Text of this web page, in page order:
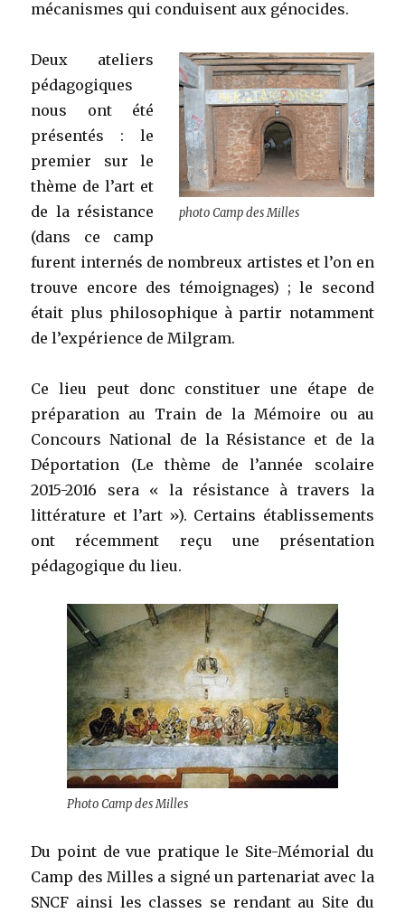
mécanismes qui conduisent aux génocides.
photo Camp des Milles
Deux ateliers
pédagogiques
nous ont été
présentés : le
premier sur le
thème de l’art et
de la résistance
(dans ce camp
furent internés de nombreux artistes et l’on en
trouve encore des témoignages) ; le second
était plus philosophique à partir notamment
de l’expérience de Milgram.
Ce lieu peut donc constituer une étape de
préparation au Train de la Mémoire ou au
Concours National de la Résistance et de la
Déportation (Le thème de l’année scolaire
2015-2016 sera « la résistance à travers la
littérature et l’art »). Certains établissements
ont récemment reçu une présentation
pédagogique du lieu.
Photo Camp des Milles
Du point de vue pratique le Site-Mémorial du
Camp des Milles a signé un partenariat avec la
SNCF ainsi les classes se rendant au Site du